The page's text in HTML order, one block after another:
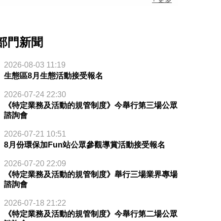
門新聞
2026-08-03 11:19
生態區8月生態活動接受報名
2026-07-24 22:30
《特定業務及活動的規管制度》今舉行第三場公眾
諮詢會
2026-07-21 10:51
8月份環保加Fun站公眾參觀導賞活動接受報名
2026-07-20 22:09
《特定業務及活動的規管制度》舉行三場業界專場
諮詢會
2026-07-18 21:22
《特定業務及活動的規管制度》今舉行第二場公眾